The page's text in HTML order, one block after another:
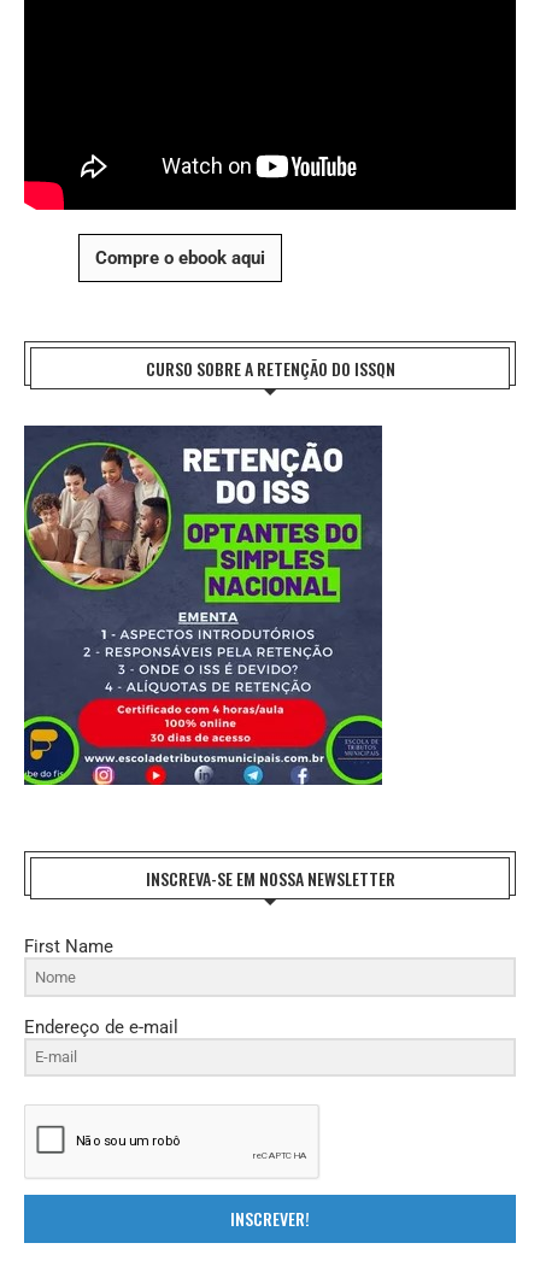
Compre o ebook aqui
CURSO SOBRE A RETENÇÃO DO ISSQN
INSCREVA-SE EM NOSSA NEWSLETTER
First Name
Endereço de e-mail
INSCREVER!